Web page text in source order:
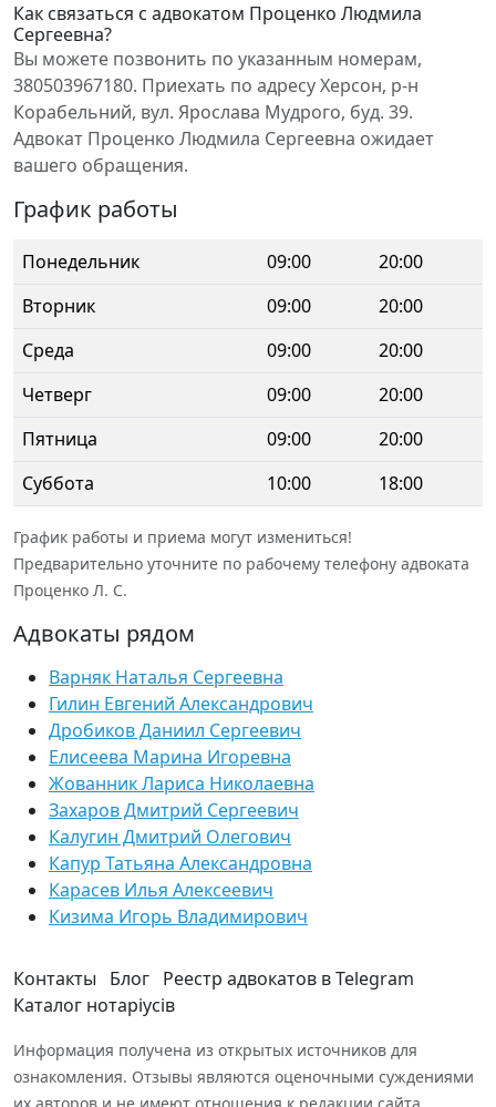
Как связаться с адвокатом Проценко Людмила
Сергеевна?
Вы можете позвонить по указанным номерам,
380503967180. Приехать по адресу Херсон, р-н
Корабельний, вул. Ярослава Мудрого, буд. 39.
Адвокат Проценко Людмила Сергеевна ожидает
вашего обращения.
График работы
Понедельник 09:00
20:00
Вторник
09:00
20:00
Среда
09:00
20:00
Четверг
09:00
20:00
Пятница
09:00
20:00
Суббота
10:00 18:00
График работы и приема могут измениться!
Предварительно уточните по рабочему телефону адвоката
Проценко Л. С.
Адвокаты рядом
Варняк Наталья Сергеевна
Гилин Евгений Александрович
Дробиков Даниил Сергеевич
Елисеева Марина Игоревна
Жованник Лариса Николаевна
Захаров Дмитрий Сергеевич
Калугин Дмитрий Олегович
Капур Татьяна Александровна
Карасев Илья Алексеевич
Кизима Игорь Владимирович
Контакты Блог Реестр адвокатов в Telegram
Каталог нотаріусів
Информация получена из открытых источников для
ознакомления. Отзывы являются оценочными суждениями